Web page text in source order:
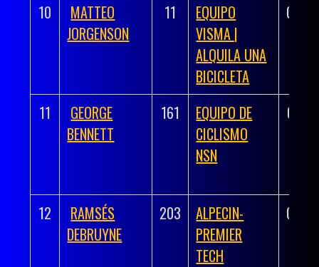
10
MATTEO
JORGENSON
11
EQUIPO
VISMA |
ALQUILA UNA
BICICLETA
11
GEORGE
BENNETT
161
EQUIPO DE
CICLISMO
NSN
12
RAMSÉS
DEBRUYNE
203
ALPECIN-
PREMIER
TECH